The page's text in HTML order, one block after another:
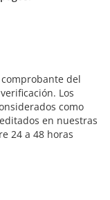
del
Los
como
en nuestras
24 a 48 horas